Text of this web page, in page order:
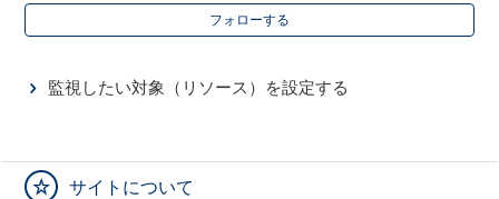
サイトについて
フォローする
監視したい対象（リソース）を設定する